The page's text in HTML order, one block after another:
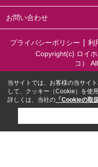
お問い合わせ
プライバシーポリシー 利
Copyright(c) ロイ
コ）
当サイトでは、お客様の当サイ
して、クッキー（Cookie）を使
詳しくは、当社の 「Cookieの取